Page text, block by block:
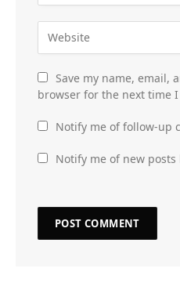
Save my name, email,
browser for the next time
Notify me of follow-up
Notify me of new posts